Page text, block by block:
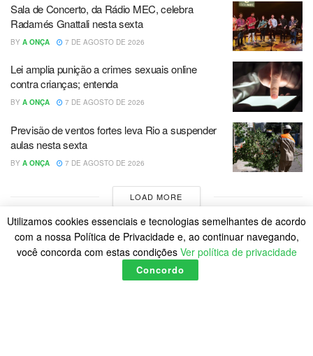
Sala de Concerto, da Rádio MEC, celebra
Radamés Gnattali nesta sexta
BY A ONÇA 7 DE AGOSTO DE 2026
Lei amplia punição a crimes sexuais online
contra crianças; entenda
BY A ONÇA 7 DE AGOSTO DE 2026
Previsão de ventos fortes leva Rio a suspender
aulas nesta sexta
BY A ONÇA 7 DE AGOSTO DE 2026
LOAD MORE
Utilizamos cookies essenciais e tecnologias semelhantes de acordo
com a nossa Política de Privacidade e, ao continuar navegando,
você concorda com estas condições Ver política de privacidade
Concordo